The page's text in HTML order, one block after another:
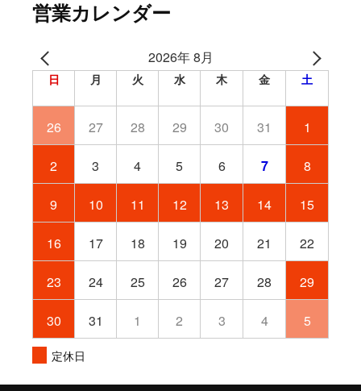
営業カレンダー
2026年 8月
日 月 火 水 木 金 土
26 27 28 29 30 31 1
2 3 4 5 6 7 8
9 10 11 12 13 14 15
16 17 18 19 20 21 22
23 24 25 26 27 28 29
30 31 1 2 3 4 5
定休日